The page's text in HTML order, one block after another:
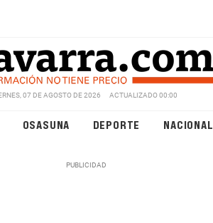
07 DE AGOSTO DE 2026 ACTUALIZADO 00:00
OSASUNA DEPORTE NACIONAL